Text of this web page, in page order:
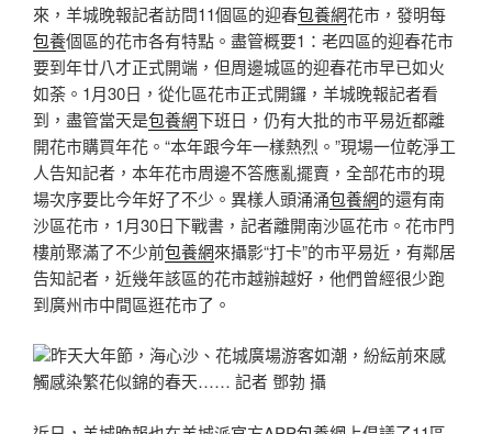
來，羊城晚報記者訪問11個區的迎春包養網花市，發明每
包養個區的花市各有特點。盡管概要1：老四區的迎春花市
要到年廿八才正式開端，但周邊城區的迎春花市早已如火
如荼。1月30日，從化區花市正式開鑼，羊城晚報記者看
到，盡管當天是包養網下班日，仍有大批的市平易近都離
開花市購買年花。“本年跟今年一樣熱烈。”現場一位乾淨工
人告知記者，本年花市周邊不答應亂擺賣，全部花市的現
場次序要比今年好了不少。異樣人頭涌涌包養網的還有南
沙區花市，1月30日下戰書，記者離開南沙區花市。花市門
樓前聚滿了不少前包養網來攝影“打卡”的市平易近，有鄰居
告知記者，近幾年該區的花市越辦越好，他們曾經很少跑
到廣州市中間區逛花市了。
昨天大年節，海心沙、花城廣場游客如潮，紛紜前來感
觸感染繁花似錦的春天…… 記者 鄧勃 攝